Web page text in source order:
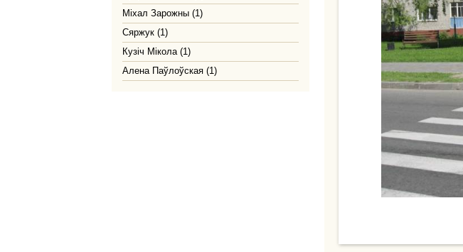
Міхал Зарожны (1)
Сяржук (1)
Кузіч Мікола (1)
Алена Паўлоўская (1)